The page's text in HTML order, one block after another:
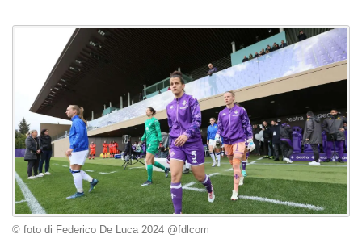
© foto di Federico De Luca 2024 @fdlcom